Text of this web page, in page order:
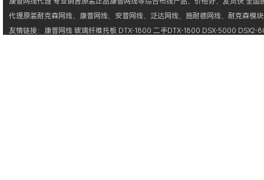
代理原装耐克森网线、 康普网线、 安普网线、 泛达网线、 施耐德网线、 耐克森模块
友情链接： 康普网线玻璃纤维托板 DTX-1800 二手DTX-1800 DSX-5000 DSX2-